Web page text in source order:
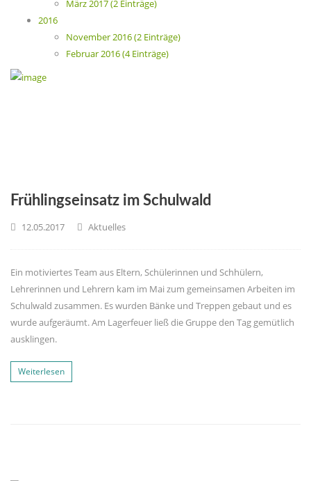
März 2017 (2 Einträge)
2016
November 2016 (2 Einträge)
Februar 2016 (4 Einträge)
Frühlingseinsatz im Schulwald
12.05.2017 Aktuelles
Ein motiviertes Team aus Eltern, Schülerinnen und Schhülern,
Lehrerinnen und Lehrern kam im Mai zum gemeinsamen Arbeiten im
Schulwald zusammen. Es wurden Bänke und Treppen gebaut und es
wurde aufgeräumt. Am Lagerfeuer ließ die Gruppe den Tag gemütlich
ausklingen.
Weiterlesen